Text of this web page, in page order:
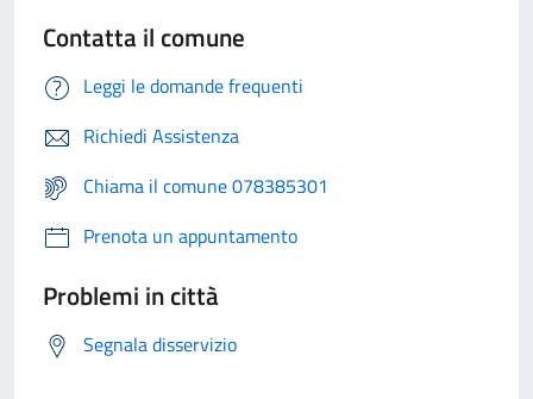
Contatta il comune
Leggi le domande frequenti
Richiedi Assistenza
Chiama il comune 078385301
Prenota un appuntamento
Problemi in città
Segnala disservizio